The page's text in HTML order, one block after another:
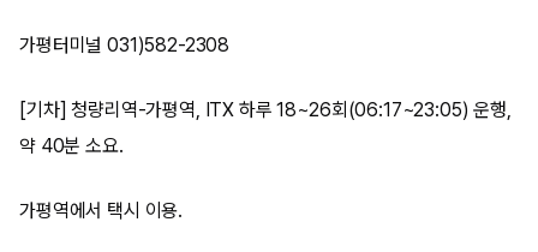
가평터미널 031)582-2308
[기차] 청량리역-가평역, ITX 하루 18~26회(06:17~23:05) 운행,
약 40분 소요.
가평역에서 택시 이용.